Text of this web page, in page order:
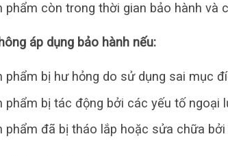
phẩm còn trong thời gian bảo hành và
áp dụng bảo hành nếu:
phẩm bị hư hỏng do sử dụng sai mục
phẩm bị tác động bởi các yếu tố ngoại
phẩm đã bị tháo lắp hoặc sửa chữa